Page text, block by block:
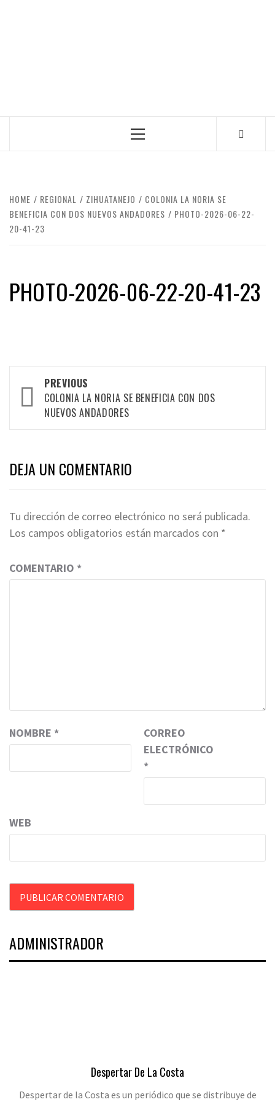
Primary
HOME REGIONAL ZIHUATANEJO
COLONIA LA NORIA SE
BENEFICIA CON DOS NUEVOS ANDADORES
PHOTO-2026-06-22-
20-41-23
PHOTO-2026-06-22-20-41-23
Post
navigation
PREVIOUS
COLONIA LA NORIA SE BENEFICIA CON DOS
NUEVOS ANDADORES
DEJA UN COMENTARIO
Tu dirección de correo electrónico no será publicada.
Los campos obligatorios están marcados con *
COMENTARIO *
NOMBRE *
CORREO
ELECTRÓNICO
*
WEB
ADMINISTRADOR
Despertar De La Costa
Despertar de la Costa es un periódico que se distribuye de